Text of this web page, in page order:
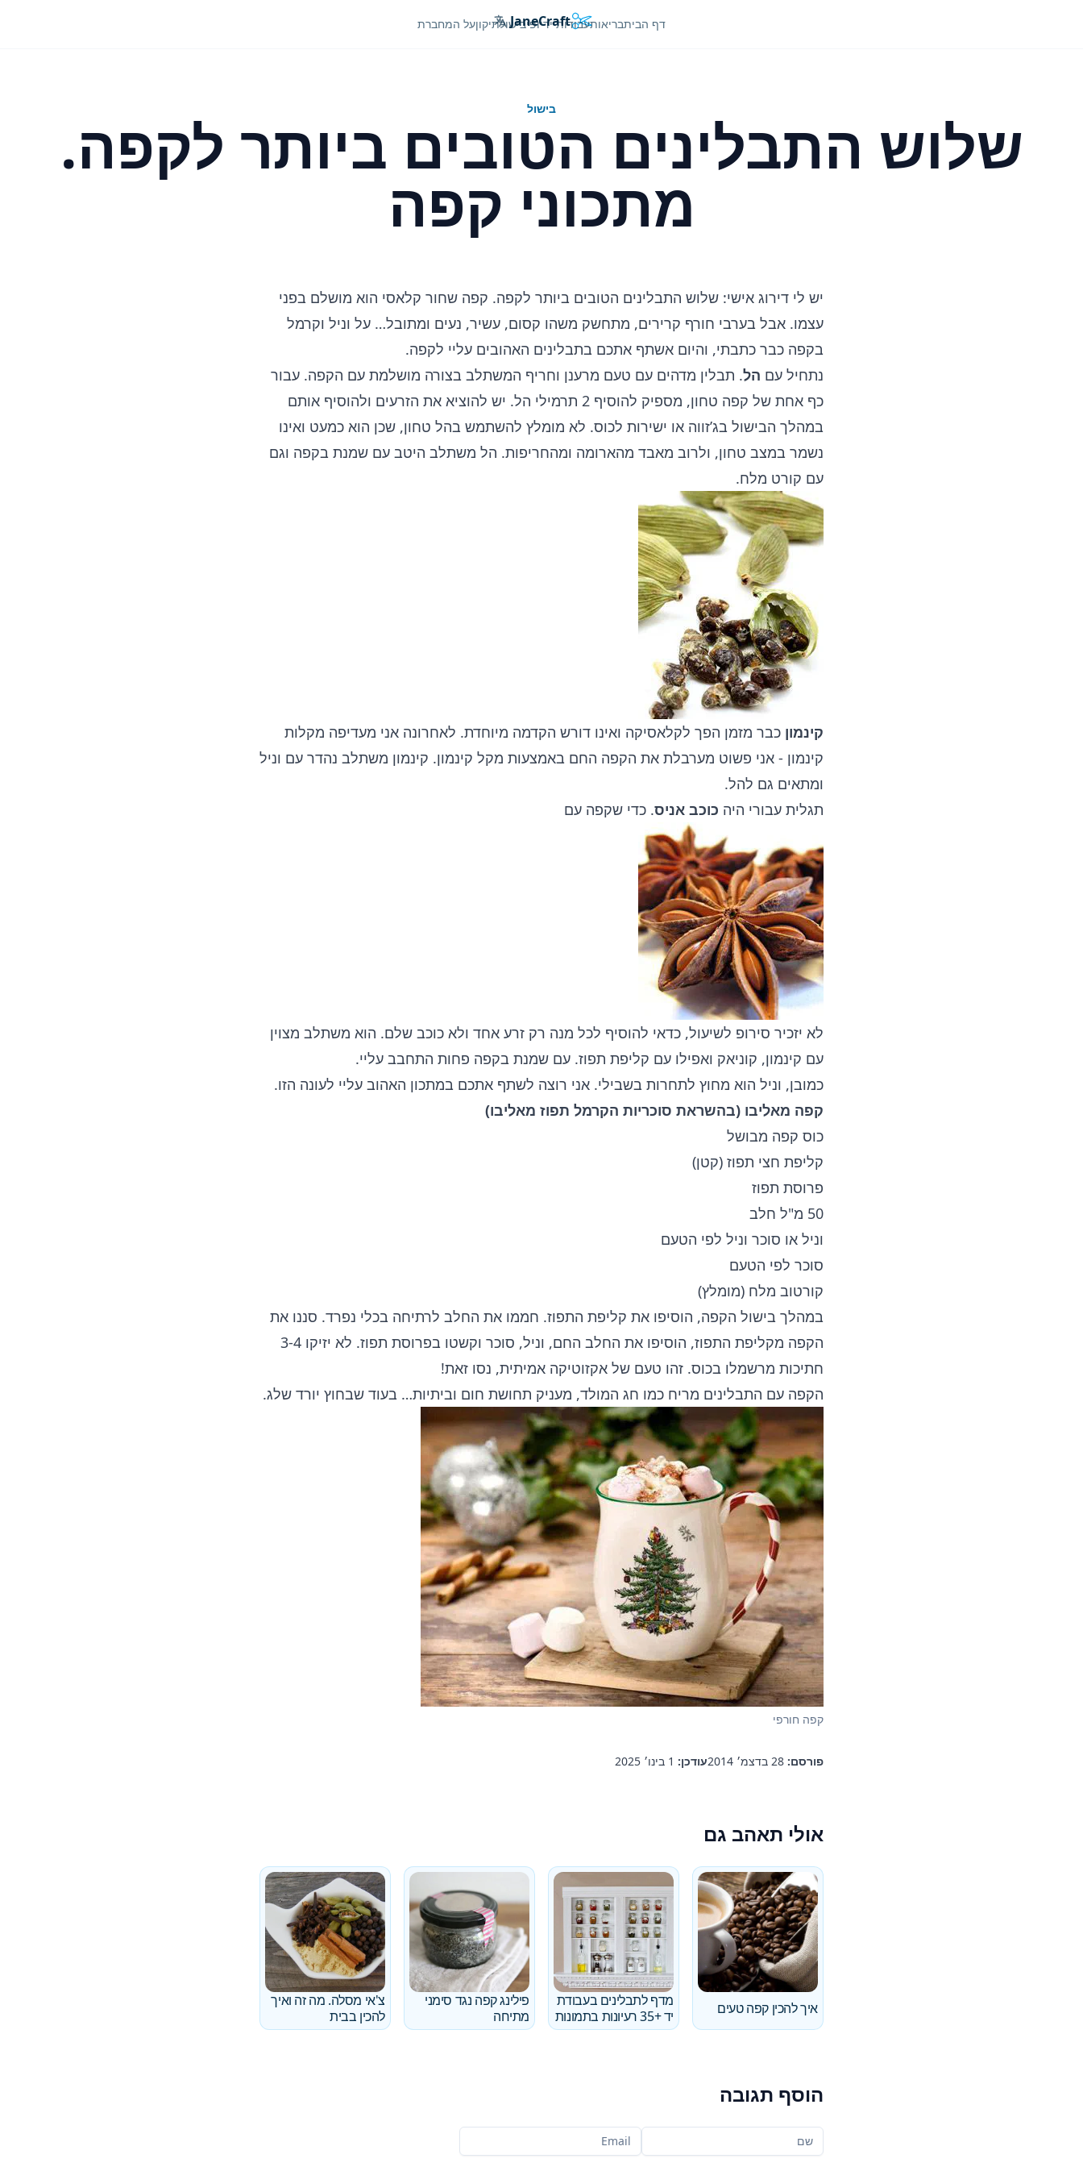
JaneCraft
Languages דף הביתבריאותעבודות ידיופיבישולתיקוןעל המחברת
בישול
שלוש התבלינים הטובים ביותר לקפה.
מתכוני קפה
יש לי דירוג אישי: שלוש התבלינים הטובים ביותר לקפה. קפה שחור קלאסי הוא מושלם בפני
עצמו. אבל בערבי חורף קרירים, מתחשק משהו קסום, עשיר, נעים ומתובל… על וניל וקרמל
בקפה כבר כתבתי, והיום אשתף אתכם בתבלינים האהובים עליי לקפה.
נתחיל עם הל. תבלין מדהים עם טעם מרענן וחריף המשתלב בצורה מושלמת עם הקפה. עבור
כף אחת של קפה טחון, מספיק להוסיף 2 תרמילי הל. יש להוציא את הזרעים ולהוסיף אותם
במהלך הבישול בג’זווה או ישירות לכוס. לא מומלץ להשתמש בהל טחון, שכן הוא כמעט ואינו
נשמר במצב טחון, ולרוב מאבד מהארומה ומהחריפות. הל משתלב היטב עם שמנת בקפה וגם
עם קורט מלח.
קינמון כבר מזמן הפך לקלאסיקה ואינו דורש הקדמה מיוחדת. לאחרונה אני מעדיפה מקלות
קינמון - אני פשוט מערבלת את הקפה החם באמצעות מקל קינמון. קינמון משתלב נהדר עם וניל
ומתאים גם להל.
תגלית עבורי היה כוכב אניס. כדי שקפה עם
לא יזכיר סירופ לשיעול, כדאי להוסיף לכל מנה רק זרע אחד ולא כוכב שלם. הוא משתלב מצוין
עם קינמון, קוניאק ואפילו עם קליפת תפוז. עם שמנת בקפה פחות התחבב עליי.
כמובן, וניל הוא מחוץ לתחרות בשבילי. אני רוצה לשתף אתכם במתכון האהוב עליי לעונה הזו.
קפה מאליבו (בהשראת סוכריות הקרמל תפוז מאליבו)
כוס קפה מבושל
קליפת חצי תפוז (קטן)
פרוסת תפוז
50 מ"ל חלב
וניל או סוכר וניל לפי הטעם
סוכר לפי הטעם
קורטוב מלח (מומלץ)
במהלך בישול הקפה, הוסיפו את קליפת התפוז. חממו את החלב לרתיחה בכלי נפרד. סננו את
הקפה מקליפת התפוז, הוסיפו את החלב החם, וניל, סוכר וקשטו בפרוסת תפוז. לא יזיקו 3-4
חתיכות מרשמלו בכוס. זהו טעם של אקזוטיקה אמיתית, נסו זאת!
הקפה עם התבלינים מריח כמו חג המולד, מעניק תחושת חום וביתיות… בעוד שבחוץ יורד שלג.
קפה חורפי
פורסם: 28 בדצמ׳ 2014 עודכן: 1 בינו׳ 2025
אולי תאהב גם
איך להכין קפה טעים
מדף לתבלינים בעבודת
יד +35 רעיונות בתמונות
פילינג קפה נגד סימני
מתיחה
צ'אי מסלה. מה זה ואיך
להכין בבית
הוסף תגובה
שמך האימייל שלך